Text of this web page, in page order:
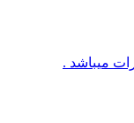
میباشد .